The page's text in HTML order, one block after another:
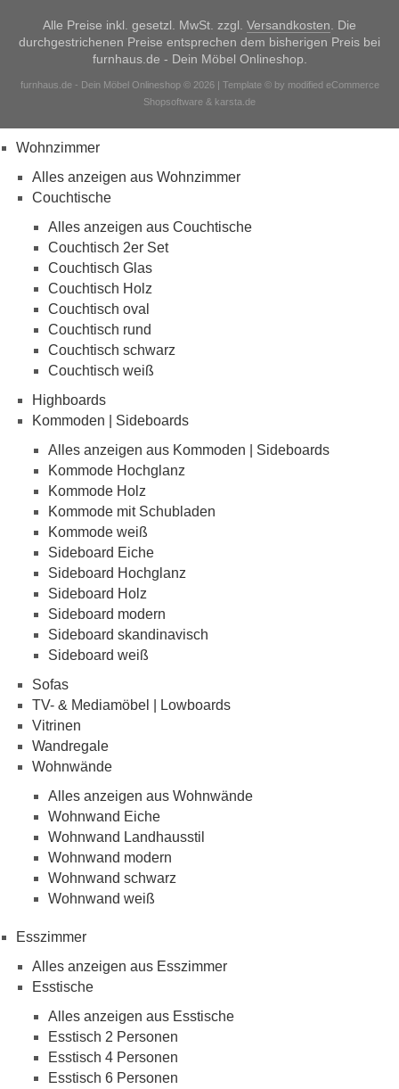
Alle Preise inkl. gesetzl. MwSt. zzgl. Versandkosten . Die
durchgestrichenen Preise entsprechen dem bisherigen Preis bei
furnhaus.de - Dein Möbel Onlineshop.
furnhaus.de - Dein Möbel Onlineshop © 2026 | Template © by modified eCommerce
Shopsoftware & karsta.de
Wohnzimmer
Alles anzeigen aus Wohnzimmer
Couchtische
Alles anzeigen aus Couchtische
Couchtisch 2er Set
Couchtisch Glas
Couchtisch Holz
Couchtisch oval
Couchtisch rund
Couchtisch schwarz
Couchtisch weiß
Highboards
Kommoden | Sideboards
Alles anzeigen aus Kommoden | Sideboards
Kommode Hochglanz
Kommode Holz
Kommode mit Schubladen
Kommode weiß
Sideboard Eiche
Sideboard Hochglanz
Sideboard Holz
Sideboard modern
Sideboard skandinavisch
Sideboard weiß
Sofas
TV- & Mediamöbel | Lowboards
Vitrinen
Wandregale
Wohnwände
Alles anzeigen aus Wohnwände
Wohnwand Eiche
Wohnwand Landhausstil
Wohnwand modern
Wohnwand schwarz
Wohnwand weiß
Esszimmer
Alles anzeigen aus Esszimmer
Esstische
Alles anzeigen aus Esstische
Esstisch 2 Personen
Esstisch 4 Personen
Esstisch 6 Personen